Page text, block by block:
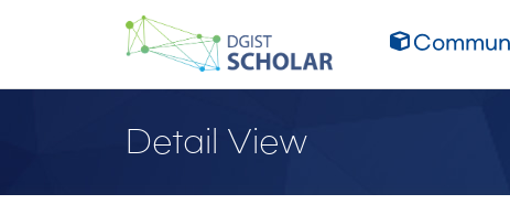
Detail View